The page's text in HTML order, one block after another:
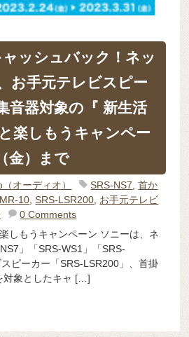
ッシュバック！ネッ
お手元テレビスピー
音器対象の『 新生活
楽しもうキャンペー
金）まで
オーディオ） SRS-NS7,首か
10,SRS-LSR200, お手元テレビ
0 Comments
しもうキャンペーン ソニーは、ネ
」「SRS-WS1」「SRS-
ピーカー「SRS-LSR200」、首掛
対象としたキャ […]